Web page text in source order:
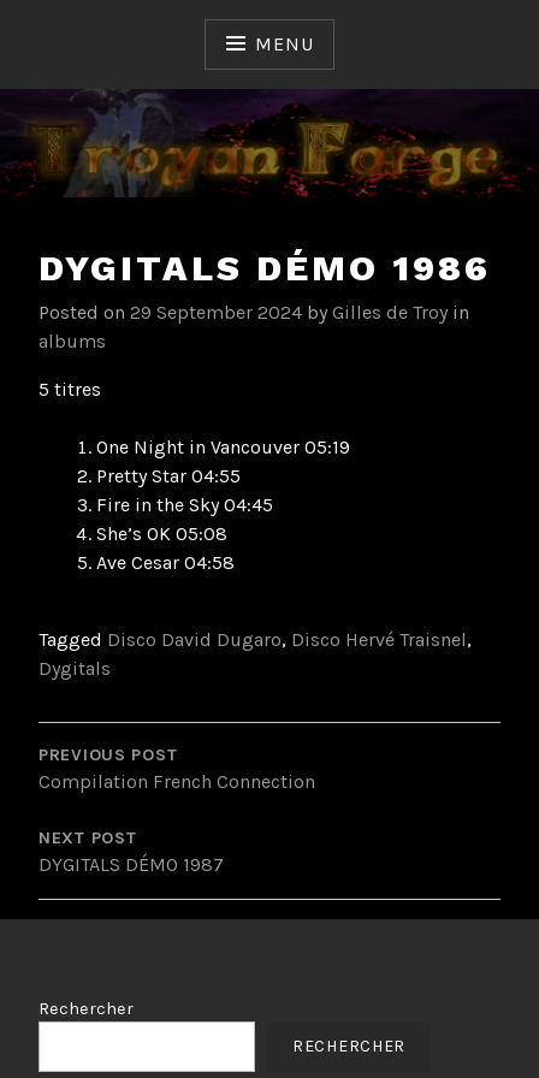
MENU
TROYAN FORGE
Ceux qui ont fait et font l'Histoire du Hard & Heavy
Français
DYGITALS DÉMO 1986
Posted on 29 September 2024 by Gilles de Troy in
albums
5 titres
One Night in Vancouver 05:19
Pretty Star 04:55
Fire in the Sky 04:45
She’s OK 05:08
Ave Cesar 04:58
Tagged Disco David Dugaro, Disco Hervé Traisnel,
Dygitals
POST
NAVIGATION
PREVIOUS POST
Compilation French Connection
NEXT POST
DYGITALS DÉMO 1987
Rechercher
RECHERCHER